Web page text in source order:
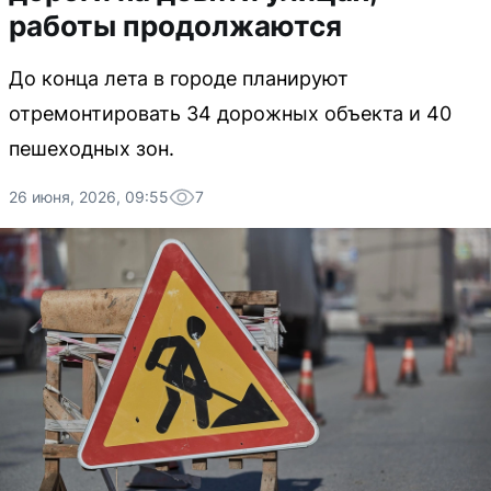
работы продолжаются
До конца лета в городе планируют
отремонтировать 34 дорожных объекта и 40
пешеходных зон.
26 июня, 2026, 09:55 7